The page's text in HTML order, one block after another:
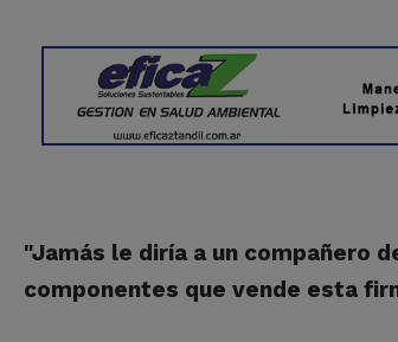
"Jamás le diría a un compañero
componentes que vende esta